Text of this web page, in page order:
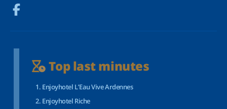
Top last minutes
Enjoyhotel L’Eau Vive Ardennes
Enjoyhotel Riche